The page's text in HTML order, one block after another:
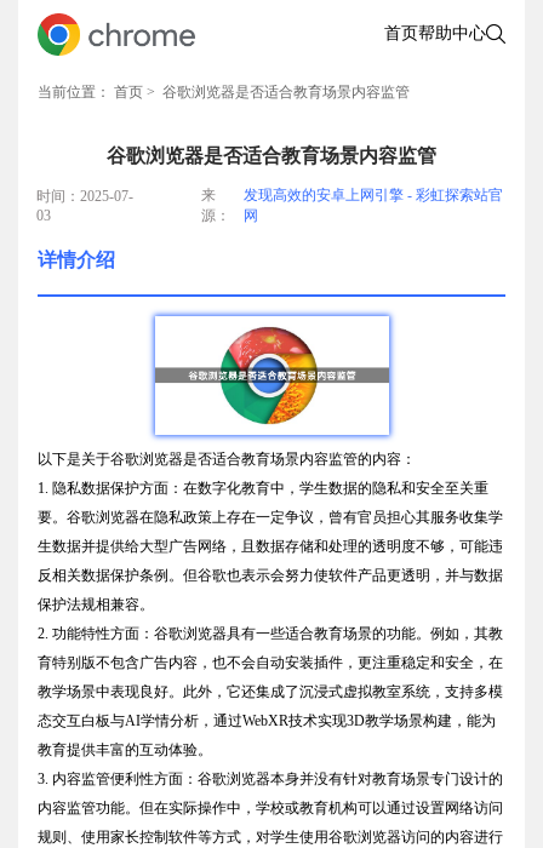
首页帮助中心
当前位置： 首页 > 谷歌浏览器是否适合教育场景内容监管
谷歌浏览器是否适合教育场景内容监管
时间：2025-07-
03
来
源：
发现高效的安卓上网引擎 - 彩虹探索站官
网
详情介绍
以下是关于谷歌浏览器是否适合教育场景内容监管的内容：
1. 隐私数据保护方面：在数字化教育中，学生数据的隐私和安全至关重
要。谷歌浏览器在隐私政策上存在一定争议，曾有官员担心其服务收集学
生数据并提供给大型广告网络，且数据存储和处理的透明度不够，可能违
反相关数据保护条例。但谷歌也表示会努力使软件产品更透明，并与数据
保护法规相兼容。
2. 功能特性方面：谷歌浏览器具有一些适合教育场景的功能。例如，其教
育特别版不包含广告内容，也不会自动安装插件，更注重稳定和安全，在
教学场景中表现良好。此外，它还集成了沉浸式虚拟教室系统，支持多模
态交互白板与AI学情分析，通过WebXR技术实现3D教学场景构建，能为
教育提供丰富的互动体验。
3. 内容监管便利性方面：谷歌浏览器本身并没有针对教育场景专门设计的
内容监管功能。但在实际操作中，学校或教育机构可以通过设置网络访问
规则、使用家长控制软件等方式，对学生使用谷歌浏览器访问的内容进行